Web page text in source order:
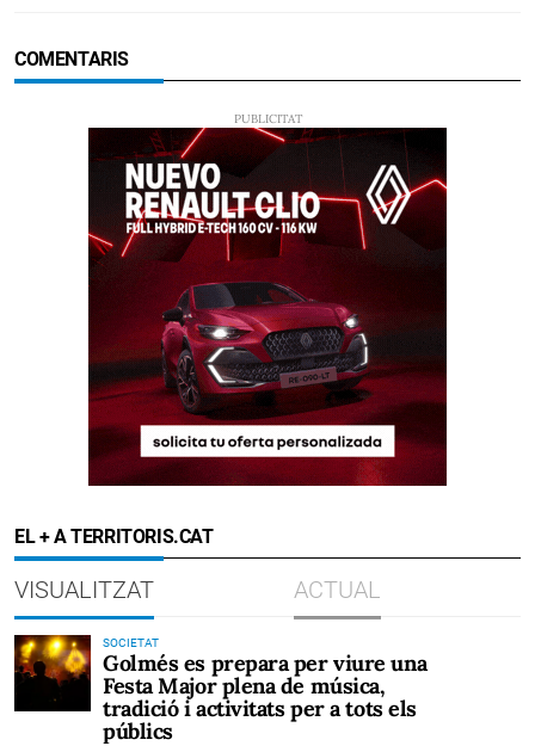
COMENTARIS
EL + A TERRITORIS.CAT
VISUALITZAT ACTUAL
SOCIETAT
Golmés es prepara per viure una
Festa Major plena de música,
tradició i activitats per a tots els
públics